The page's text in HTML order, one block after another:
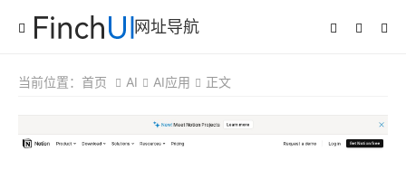
网址导航
当前位置： 首页 AI AI应用 正文